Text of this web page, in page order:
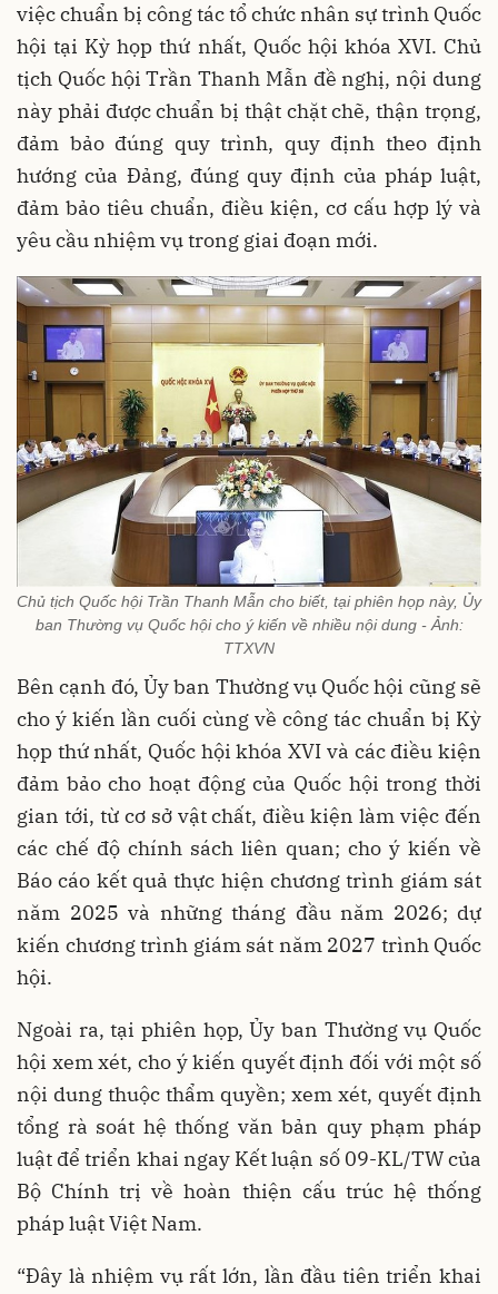
việc chuẩn bị công tác tổ chức nhân sự trình Quốc
hội tại Kỳ họp thứ nhất, Quốc hội khóa XVI. Chủ
tịch Quốc hội Trần Thanh Mẫn đề nghị, nội dung
này phải được chuẩn bị thật chặt chẽ, thận trọng,
đảm bảo đúng quy trình, quy định theo định
hướng của Đảng, đúng quy định của pháp luật,
đảm bảo tiêu chuẩn, điều kiện, cơ cấu hợp lý và
yêu cầu nhiệm vụ trong giai đoạn mới.
Chủ tịch Quốc hội Trần Thanh Mẫn cho biết, tại phiên họp này, Ủy
ban Thường vụ Quốc hội cho ý kiến về nhiều nội dung - Ảnh:
TTXVN
Bên cạnh đó, Ủy ban Thường vụ Quốc hội cũng sẽ
cho ý kiến lần cuối cùng về công tác chuẩn bị Kỳ
họp thứ nhất, Quốc hội khóa XVI và các điều kiện
đảm bảo cho hoạt động của Quốc hội trong thời
gian tới, từ cơ sở vật chất, điều kiện làm việc đến
các chế độ chính sách liên quan; cho ý kiến về
Báo cáo kết quả thực hiện chương trình giám sát
năm 2025 và những tháng đầu năm 2026; dự
kiến chương trình giám sát năm 2027 trình Quốc
hội.
Ngoài ra, tại phiên họp, Ủy ban Thường vụ Quốc
hội xem xét, cho ý kiến quyết định đối với một số
nội dung thuộc thẩm quyền; xem xét, quyết định
tổng rà soát hệ thống văn bản quy phạm pháp
luật để triển khai ngay Kết luận số 09-KL/TW của
Bộ Chính trị về hoàn thiện cấu trúc hệ thống
pháp luật Việt Nam.
“Đây là nhiệm vụ rất lớn, lần đầu tiên triển khai